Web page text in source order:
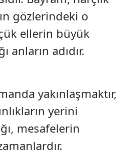
gözlerindeki o
ellerin büyük
anların adıdır.
yakınlaşmaktır,
yerini
mesafelerin